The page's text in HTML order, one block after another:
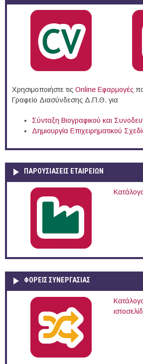
Χρησιμοποιήστε τις Online Eφαρμογές
Γραφείο Διασύνδεσης Δ.Π.Θ. για
Σύνταξη Βιογραφικού και
Δημιουργία Επιχειρηματικού
ΠΑΡΟΥΣΙΆΣΕΙΣ ΕΤΑΙΡΕΙΏΝ
ΦΟΡΕΙΣ ΣΥΝΕΡΓΑΣΙΑΣ